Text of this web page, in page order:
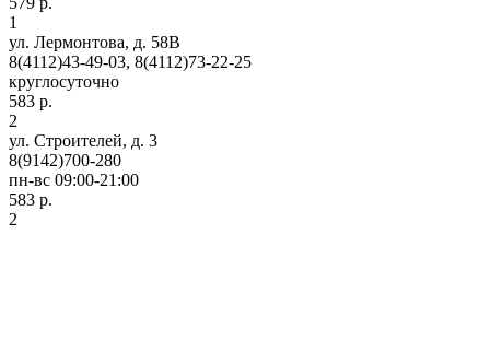
1
ул. Лермонтова, д. 58В
8(4112)43-49-03, 8(4112)73-22-25
круглосуточно
583 р.
2
ул. Строителей, д. 3
8(9142)700-280
пн-вс 09:00-21:00
583 р.
2